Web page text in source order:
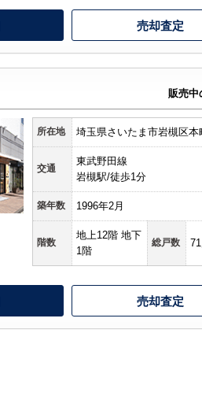
売却査定
販売中
所在地 埼玉県さいたま市岩槻区本
交通
東武野田線
岩槻駅/徒歩1分
築年数 1996年2月
階数
地上12階 地下
1階
総戸数
売却査定